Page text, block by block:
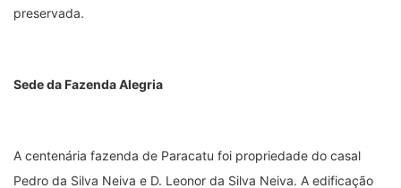
preservada.
Sede da Fazenda Alegria
A centenária fazenda de Paracatu foi propriedade do casal
Pedro da Silva Neiva e D. Leonor da Silva Neiva. A edificação